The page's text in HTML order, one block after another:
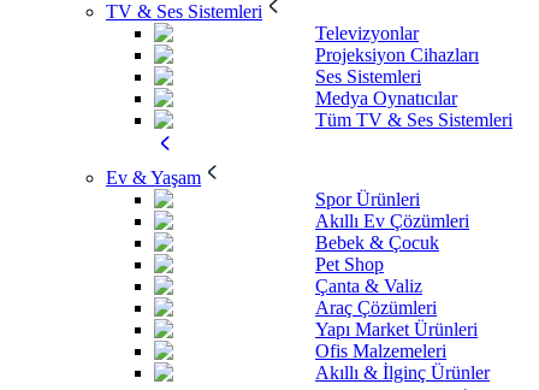
TV & Ses Sistemleri
Televizyonlar
Projeksiyon Cihazları
Ses Sistemleri
Medya Oynatıcılar
Tüm TV & Ses Sistemleri
Ev & Yaşam
Spor Ürünleri
Akıllı Ev Çözümleri
Bebek & Çocuk
Pet Shop
Çanta & Valiz
Araç Çözümleri
Yapı Market Ürünleri
Ofis Malzemeleri
Akıllı & İlginç Ürünler